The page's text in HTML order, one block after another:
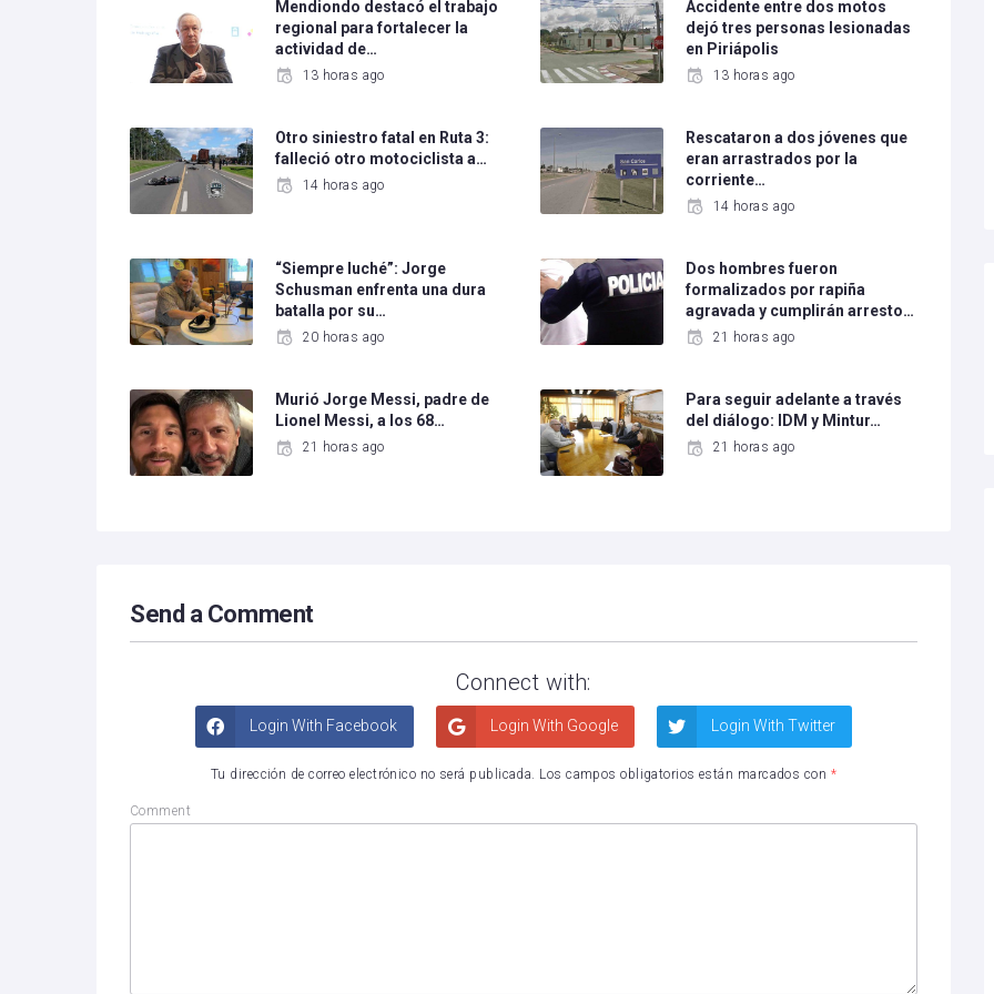
Mendiondo destacó el trabajo
regional para fortalecer la
actividad de…
13 horas ago
Accidente entre dos motos
dejó tres personas lesionadas
en Piriápolis
13 horas ago
Otro siniestro fatal en Ruta 3:
falleció otro motociclista a…
14 horas ago
Rescataron a dos jóvenes que
eran arrastrados por la
corriente…
14 horas ago
“Siempre luché”: Jorge
Schusman enfrenta una dura
batalla por su…
20 horas ago
Dos hombres fueron
formalizados por rapiña
agravada y cumplirán arresto…
21 horas ago
Murió Jorge Messi, padre de
Lionel Messi, a los 68…
21 horas ago
Para seguir adelante a través
del diálogo: IDM y Mintur…
21 horas ago
Send a Comment
Connect with:
Login With Facebook Login With Google Login With Twitter
Tu dirección de correo electrónico no será publicada. Los campos obligatorios están marcados con *
Comment